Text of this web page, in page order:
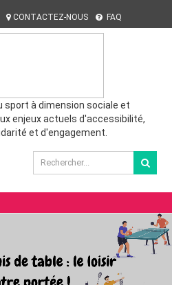
CONTACTEZ-NOUS FAQ
sport à dimension sociale et
enjeux actuels d'accessibilité,
et d'engagement.